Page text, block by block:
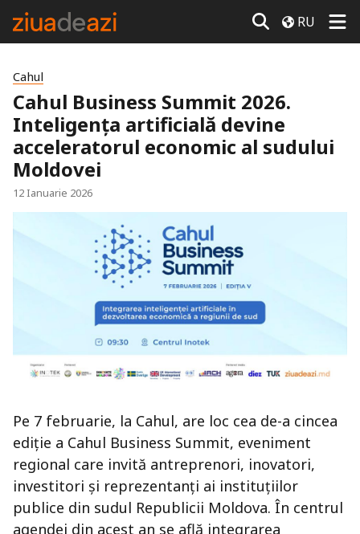
RU
Cahul
Cahul Business Summit 2026.
Inteligența artificială devine
acceleratorul economic al sudului
Moldovei
12 Ianuarie 2026
Pe 7 februarie, la Cahul, are loc cea de-a cincea
ediție a Cahul Business Summit, eveniment
regional care invită antreprenori, inovatori,
investitori și reprezentanți ai instituțiilor
publice din sudul Republicii Moldova. În centrul
agendei din acest an se află integrarea